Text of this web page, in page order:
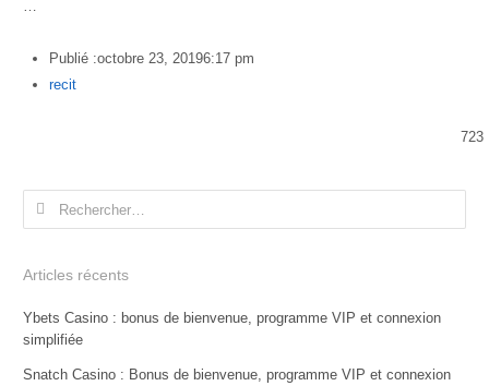
…
Publié :octobre 23, 20196:17 pm
Author
recit
723
Rechercher :
Articles récents
Ybets Casino : bonus de bienvenue, programme VIP et connexion
simplifiée
Snatch Casino : Bonus de bienvenue, programme VIP et connexion